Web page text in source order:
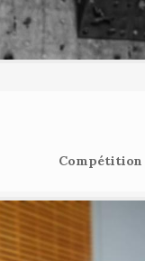
Compétition